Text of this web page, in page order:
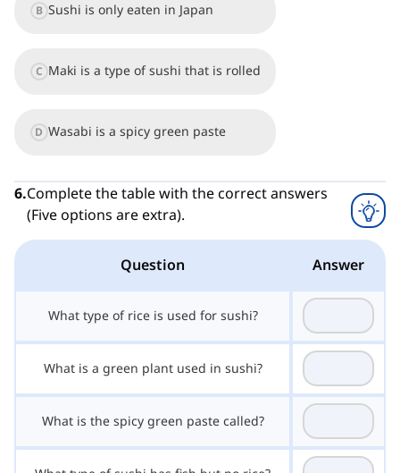
B Sushi is only eaten in Japan
C Maki is a type of sushi that is rolled
D Wasabi is a spicy green paste
6.Complete the table with the correct answers
(Five options are extra).
Question Answer
What type of rice is used for sushi?
What is a green plant used in sushi?
What is the spicy green paste called?